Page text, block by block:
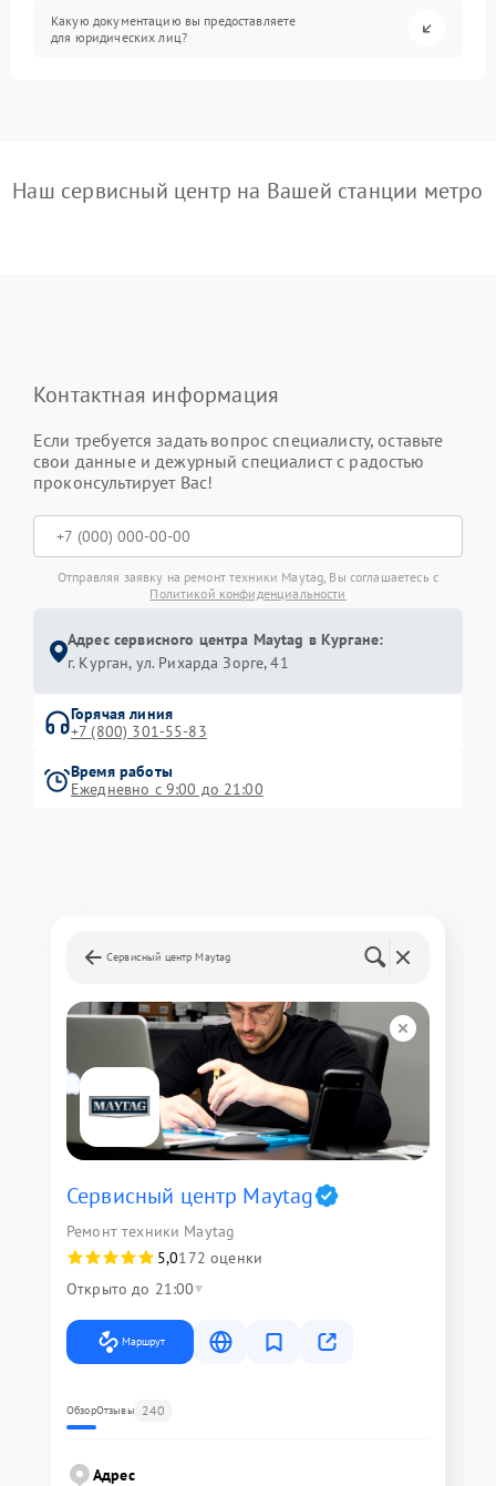
Какую документацию вы предоставляете
для юридических лиц?
Наш сервисный центр на Вашей станции метро
Контактная информация
Если требуется задать вопрос специалисту, оставьте
свои данные и дежурный специалист с радостью
проконсультирует Вас!
Отправляя заявку на ремонт техники Maytag, Вы соглашаетесь с
Политикой конфиденциальности
Адрес сервисного центра Maytag в Кургане:
г. Курган, ул. Рихарда Зорге, 41
Горячая линия
+7 (800) 301-55-83
Время работы
Ежедневно с 9:00 до 21:00
Сервисный центр Maytag
Сервисный центр Maytag
Ремонт техники Maytag
5,0172 оценки
Открыто до 21:00
Маршрут
ОбзорОтзывы 240
Адрес